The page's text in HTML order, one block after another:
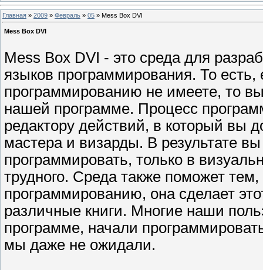
Главная » 2009 » Февраль » 05 » Mess Box DVI
Mess Box DVI
Mess Box DVI - это среда для
языков программирования. То
программированию не имеете, то
нашей программе. Процесс
редактору действий, в который вы
мастера и визарды. В результате
программировать, только в
трудного. Среда также поможет тем,
программированию, она сделает
различные книги. Многие наши
программе, начали
мы даже не ожидали.